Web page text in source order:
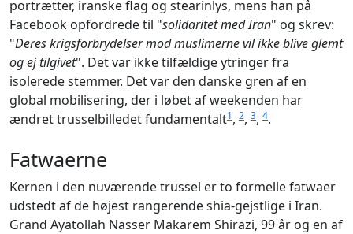
portrætter, iranske flag og stearinlys, mens han på
Facebook opfordrede til "solidaritet med Iran" og skrev:
"Deres krigsforbrydelser mod muslimerne vil ikke blive glemt
og ej tilgivet". Det var ikke tilfældige ytringer fra
isolerede stemmer. Det var den danske gren af en
global mobilisering, der i løbet af weekenden har
ændret trusselbilledet fundamentalt1, 2, 3, 4.
Fatwaerne
Kernen i den nuværende trussel er to formelle fatwaer
udstedt af de højest rangerende shia-gejstlige i Iran.
Grand Ayatollah Nasser Makarem Shirazi, 99 år og en af